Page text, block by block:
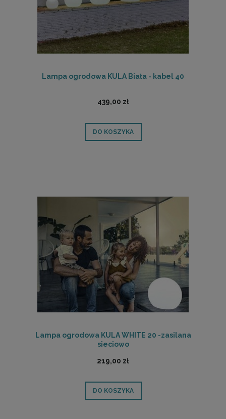
Lampa ogrodowa KULA Biała - kabel 40
439,00 zł
DO KOSZYKA
Lampa ogrodowa KULA WHITE 20 -zasilana
sieciowo
219,00 zł
DO KOSZYKA